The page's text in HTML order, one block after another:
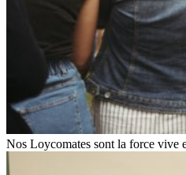
Nos Loycomates sont la force vive